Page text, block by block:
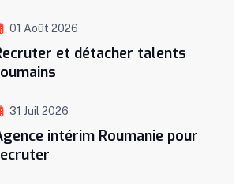
01 Août 2026
et détacher talents
31 Juil 2026
intérim Roumanie pour